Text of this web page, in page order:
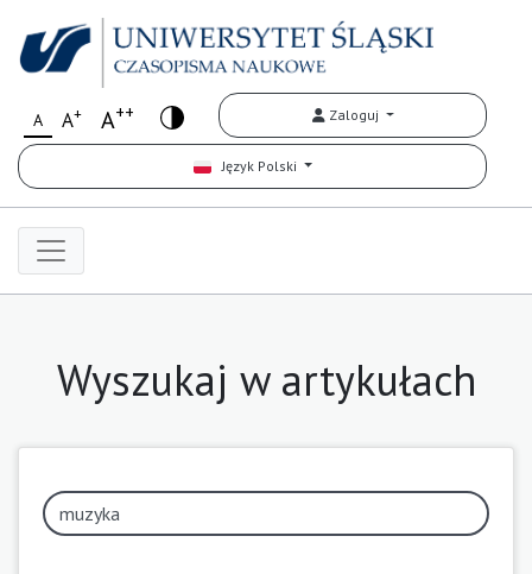
A A+ A++ Zaloguj
Język Polski
Wyszukaj w artykułach